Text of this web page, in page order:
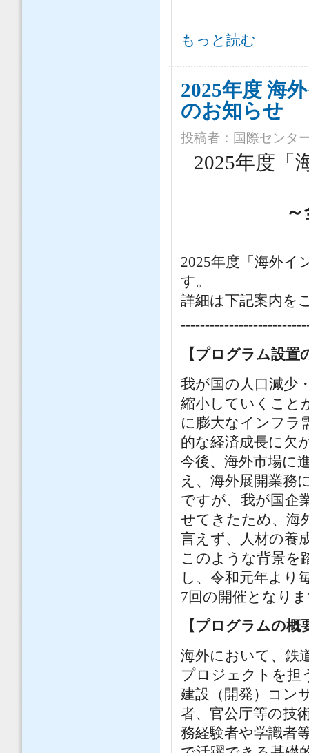
国際センター通信 No. 146（2025/
もっと読む
2025年度 海
のお知らせ
投稿者： 国際センタ
2025年度「
2025年度「海外イ
す。
詳細は下記案内を
【プログラム設置
我が国の人口減少
縮小していくこと
に膨大なインフラ
的な経済成長に欠
今後、海外市場に
え、海外展開業務
ですが、我が国企
せてきたため、海
言えず、人材の養
このような背景を
し、令和元年より
7回の開催となり
【プログラムの概
海外において、鉄
プロジェクトを担
建設（開発）コン
者、官公庁等の技
務経験者や学識者